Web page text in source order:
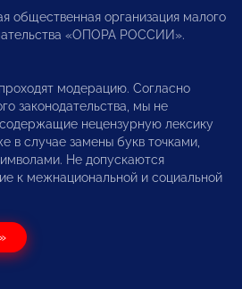
общественная организация малого
«ОПОРА РОССИИ».
модерацию. Согласно
законодательства, мы не
нецензурную лексику
в случае замены букв точками,
Не допускаются
к межнациональной и социальной